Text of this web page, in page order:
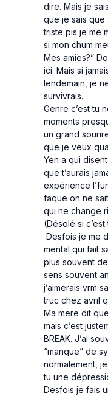
dire. Mais je
que je sais que
triste pis je me
si mon chum
Mes amies?”
ici. Mais si
lendemain, je
survivrais...
Genre c’est tu
moments
un grand
que je veux
Yen a qui
que t’aurais
expérience
faque on ne
qui ne change
(Désolé si
Desfois je me
mental qui fait
plus souvent
sens souvent
j’aimerais vrm
truc chez avril
Ma mere dit
mais c’est
BREAK. J’ai
“manque” de
normalement,
tu une
Desfois je fais